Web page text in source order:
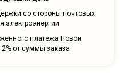
со стороны почтовых
электроэнергии
платежа Новой
от суммы заказа